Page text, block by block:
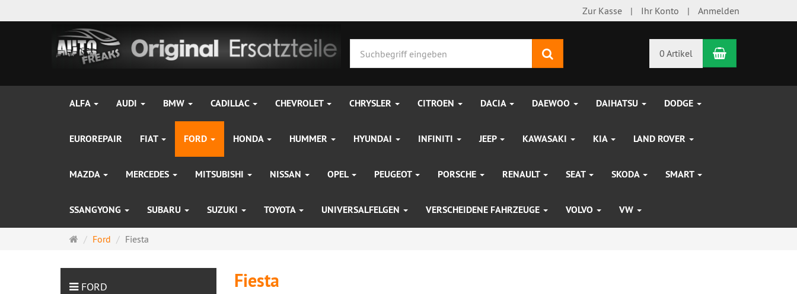
Zur Kasse Ihr Konto Anmelden
0 Artikel Warenkorb
ALFA AUDI BMW CADILLAC CHEVROLET CHRYSLER CITROEN DACIA DAEWOO DAIHATSU DODGE
EUROREPAIR FIAT FORD HONDA HUMMER HYUNDAI INFINITI JEEP KAWASAKI KIA LAND ROVER
MAZDA MERCEDES MITSUBISHI NISSAN OPEL PEUGEOT PORSCHE RENAULT SEAT SKODA SMART
SSANGYONG SUBARU SUZUKI TOYOTA UNIVERSALFELGEN VERSCHEIDENE FAHRZEUGE VOLVO VW
Startseite
Ford Fiesta
Fiesta
FORD